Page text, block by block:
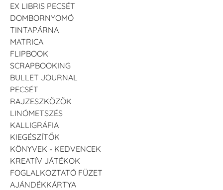
EX LIBRIS PECSÉT
DOMBORNYOMÓ
TINTAPÁRNA
MATRICA
FLIPBOOK
SCRAPBOOKING
BULLET JOURNAL
PECSÉT
RAJZESZKÖZÖK
LINÓMETSZÉS
KALLIGRÁFIA
KIEGÉSZÍTŐK
KÖNYVEK - KEDVENCEK
KREATÍV JÁTÉKOK
FOGLALKOZTATÓ FÜZET
AJÁNDÉKKÁRTYA